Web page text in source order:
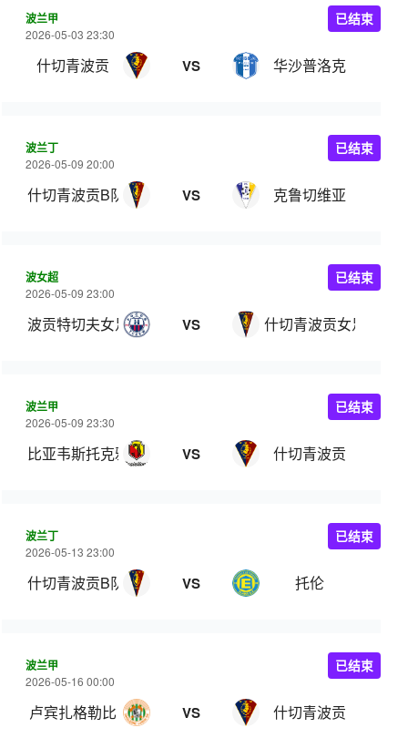
波兰甲
2026-05-03 23:30
什切青波贡 VS 华沙普洛克
已结束
波兰丁
2026-05-09 20:00
什切青波贡B队 VS 克鲁切维亚
已结束
波女超
2026-05-09 23:00
波贡特切夫女足 VS 什切青波贡女足
已结束
波兰甲
2026-05-09 23:30
比亚韦斯托克雅盖隆 VS 什切青波贡
已结束
波兰丁
2026-05-13 23:00
什切青波贡B队 VS 托伦
已结束
波兰甲
2026-05-16 00:00
卢宾扎格勒比 VS 什切青波贡
已结束